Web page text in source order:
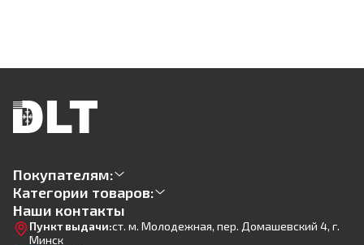
Покупателям:
Категории товаров:
Наши контакты
Пункт выдачи:ст. м. Молодежная, пер. Домашевский 4, г.
Минск